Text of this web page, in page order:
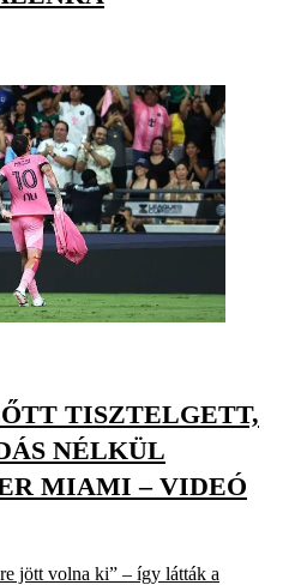
TISZTELGETT,
NÉLKÜL
MIAMI – VIDEÓ
jött volna ki” – így látták a